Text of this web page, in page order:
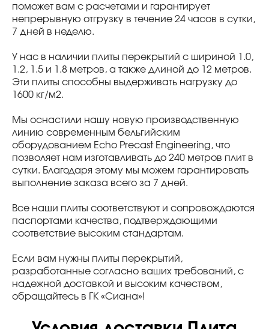
поможет вам с расчетами и гарантирует
непрерывную отгрузку в течение 24 часов в сутки,
7 дней в неделю.
У нас в наличии плиты перекрытий с шириной 1.0,
1.2, 1.5 и 1.8 метров, а также длиной до 12 метров.
Эти плиты способны выдерживать нагрузку до
1600 кг/м2.
Мы оснастили нашу новую производственную
линию современным бельгийским
оборудованием Echo Precast Engineering, что
позволяет нам изготавливать до 240 метров плит в
сутки. Благодаря этому мы можем гарантировать
выполнение заказа всего за 7 дней.
Все наши плиты соответствуют и сопровождаются
паспортами качества, подтверждающими
соответствие высоким стандартам.
Если вам нужны плиты перекрытий,
разработанные согласно ваших требований, с
надежной доставкой и высоким качеством,
обращайтесь в ГК «Сиана»!